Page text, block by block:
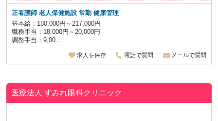
正看護師 老人保健施設 常勤 健康管理
基本給：180,000円～217,000円
職務手当：18,000円～20,000円
調整手当：9,00...
求人を保存 電話で質問 メールで質問
医療法人 すみれ眼科クリニック